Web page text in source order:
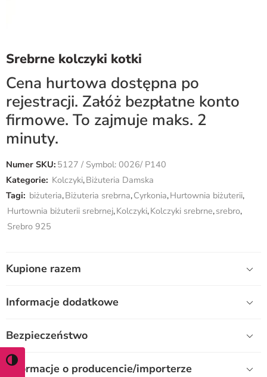
WŁĄCZ TRYB WYSOKIEGO KONTRASTU
Srebrne kolczyki kotki
Cena hurtowa dostępna po
rejestracji. Załóż bezpłatne konto
firmowe. To zajmuje maks. 2
minuty.
Numer SKU: 5127 / Symbol: 0026/ P140
Kategorie: Kolczyki,Biżuteria Damska
Tagi: biżuteria,Biżuteria srebrna,Cyrkonia,Hurtownia biżuterii,
Hurtownia biżuterii srebrnej,Kolczyki,Kolczyki srebrne,srebro,
Srebro 925
Kupione razem
Informacje dodatkowe
Bezpieczeństwo
Informacje o producencie/importerze